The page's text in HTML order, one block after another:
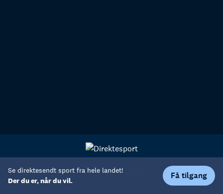
Se direktesendt sport fra hele landet!
Der du er, når du vil.
Få tilgang
Personvern